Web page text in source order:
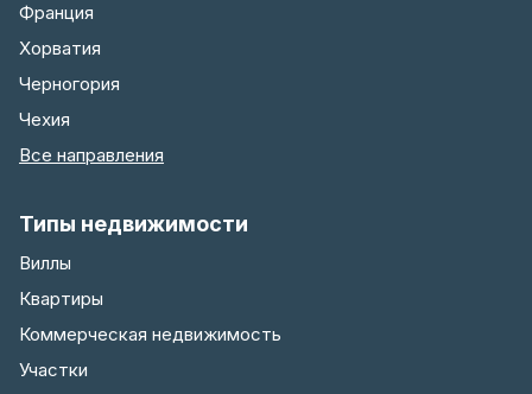
Франция
Хорватия
Черногория
Чехия
Все направления
Типы недвижимости
Виллы
Квартиры
Коммерческая недвижимость
Участки